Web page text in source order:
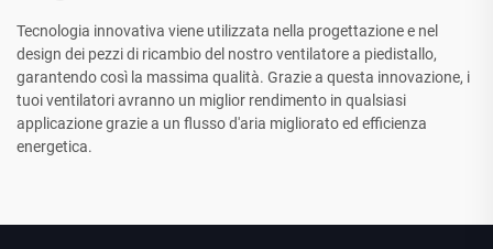
Tecnologia innovativa viene utilizzata nella progettazione e nel
design dei pezzi di ricambio del nostro ventilatore a piedistallo,
garantendo così la massima qualità. Grazie a questa innovazione, i
tuoi ventilatori avranno un miglior rendimento in qualsiasi
applicazione grazie a un flusso d'aria migliorato ed efficienza
energetica.